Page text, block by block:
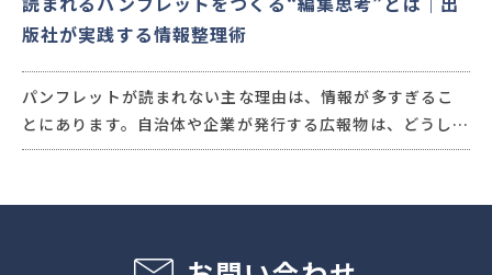
版社が実践する情報整理術
パンフレットが読まれない主な理由は、情報が多すぎるこ
とにあります。自治体や企業が発行する広報物は、どうして
も情報量が増えやすく、専門用語も複雑になりがちです。
考”です。